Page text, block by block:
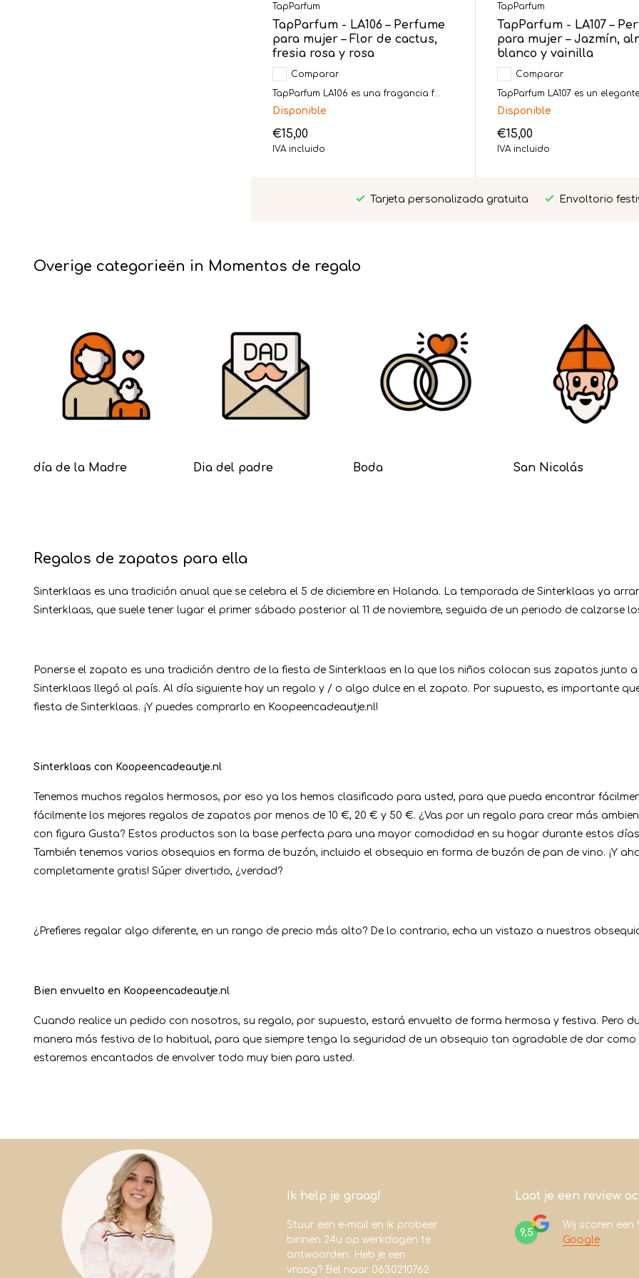
TapParfum
TapParfum - LA106 – Perfume
para mujer – Flor de cactus,
fresia rosa y rosa
Comparar
TapParfum LA106 es una fragancia f...
Disponible
€15,00
IVA incluido
TapParfum
TapParfum - LA107 –
para mujer – Jazmín,
blanco y vainilla
Comparar
TapParfum LA107 es un
Disponible
€15,00
IVA incluido
Tarjeta personalizada gratuita Envoltorio
Overige categorieën in Momentos de regalo
día de la Madre Dia del padre Boda San Nicolás
Regalos de zapatos para ella
Sinterklaas es una tradición anual que se celebra el 5 de diciembre en Holanda. La temporada de Sinterklaas ya
Sinterklaas, que suele tener lugar el primer sábado posterior al 11 de noviembre, seguida de un periodo de calzarse
Ponerse el zapato es una tradición dentro de la fiesta de Sinterklaas en la que los niños colocan sus zapatos junto
Sinterklaas llegó al país. Al día siguiente hay un regalo y / o algo dulce en el zapato. Por supuesto, es importante
fiesta de Sinterklaas. ¡Y puedes comprarlo en Koopeencadeautje.nl!
Sinterklaas con Koopeencadeautje.nl
Tenemos muchos regalos hermosos, por eso ya los hemos clasificado para usted, para que pueda encontrar
fácilmente los mejores regalos de zapatos por menos de 10 €, 20 € y 50 €. ¿Vas por un regalo para crear más
con figura Gusta? Estos productos son la base perfecta para una mayor comodidad en su hogar durante estos
También tenemos varios obsequios en forma de buzón, incluido el obsequio en forma de buzón de pan de vino. ¡Y
completamente gratis! Súper divertido, ¿verdad?
¿Prefieres regalar algo diferente, en un rango de precio más alto? De lo contrario, echa un vistazo a nuestros
Bien envuelto en Koopeencadeautje.nl
Cuando realice un pedido con nosotros, su regalo, por supuesto, estará envuelto de forma hermosa y festiva. Pero
manera más festiva de lo habitual, para que siempre tenga la seguridad de un obsequio tan agradable de dar como
estaremos encantados de envolver todo muy bien para usted.
Ik help je graag!
Stuur een e-mail en ik probeer
binnen 24u op werkdagen te
antwoorden. Heb je een
vraag? Bel naar 0630210762
Laat je een review
9,5
Wij scoren een
Google